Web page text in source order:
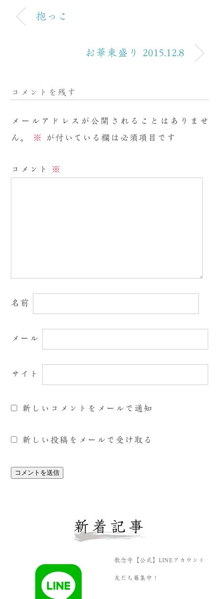
抱っこ
お華束盛り 2015.12.8
コメントを残す
メールアドレスが公開されることはありませ
ん。
※ が付いている欄は必須項目です
コメント ※
名前
メール
サイト
新しいコメントをメールで通知
新しい投稿をメールで受け取る
新着記事
教念寺【公式】LINEアカウント
友だち募集中！